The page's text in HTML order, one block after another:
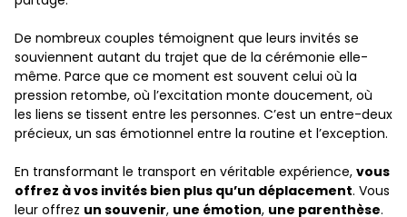
De nombreux couples témoignent que leurs invités se
souviennent autant du trajet que de la cérémonie elle-
même. Parce que ce moment est souvent celui où la
pression retombe, où l’excitation monte doucement, où
les liens se tissent entre les personnes. C’est un entre-deux
précieux, un sas émotionnel entre la routine et l’exception.
En transformant le transport en véritable expérience, vous
offrez à vos invités bien plus qu’un déplacement. Vous
leur offrez un souvenir, une émotion, une parenthèse.